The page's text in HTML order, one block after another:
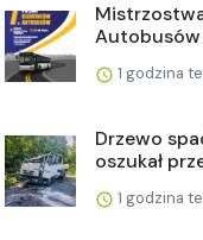
1 godzina
Drzewo
oszukał
1 godzina